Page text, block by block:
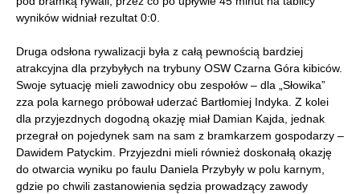
wyników widniał rezultat 0:0.
Druga odsłona rywalizacji była z całą pewnością bardziej
atrakcyjna dla przybyłych na trybuny OSW Czarna Góra kibiców.
Swoje sytuację mieli zawodnicy obu zespołów – dla „Słowika”
zza pola karnego próbował uderzać Bartłomiej Indyka. Z kolei
dla przyjezdnych dogodną okazję miał Damian Kajda, jednak
przegrał on pojedynek sam na sam z bramkarzem gospodarzy –
Dawidem Patyckim. Przyjezdni mieli również doskonałą okazję
do otwarcia wyniku po faulu Daniela Przybyły w polu karnym,
gdzie po chwili zastanowienia sędzia prowadzący zawody